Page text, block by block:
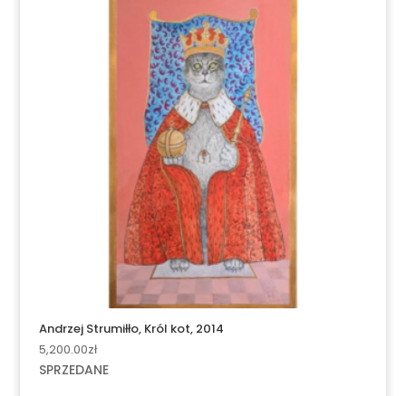
Andrzej Strumiłło, Król kot, 2014
5,200.00zł
SPRZEDANE